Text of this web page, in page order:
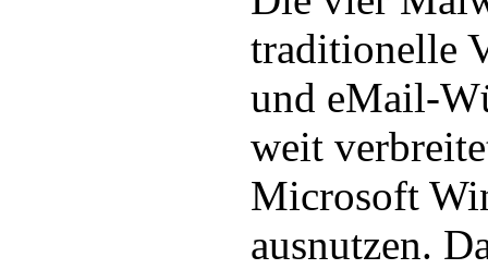
traditionelle
und eMail-
weit
Microsoft
ausnutzen.